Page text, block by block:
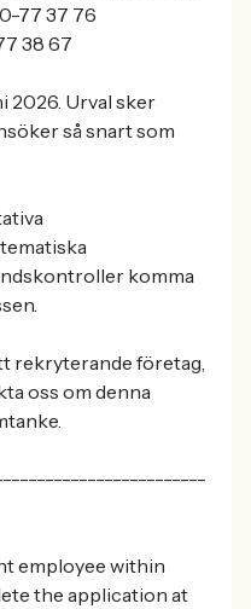
77 37 76
38 67
2026. Urval sker
så snart som
komma
rekryterande företag,
oss om denna
employee within
the application at